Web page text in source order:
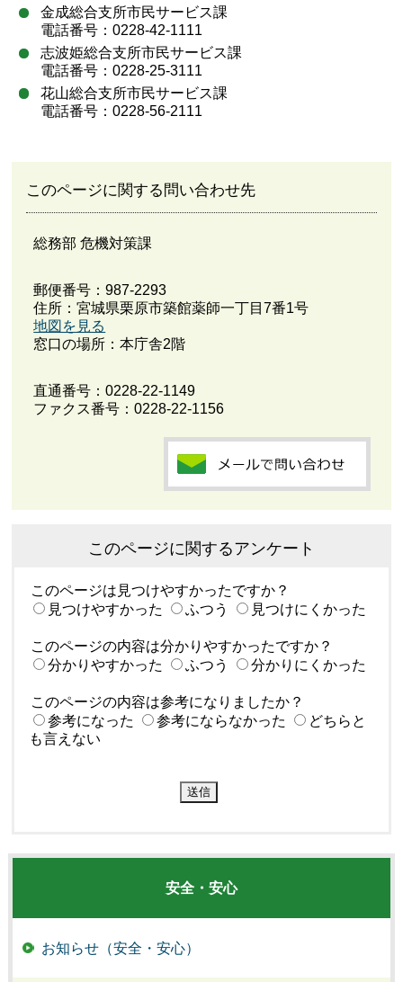
金成総合支所市民サービス課
電話番号：0228-42-1111
志波姫総合支所市民サービス課
電話番号：0228-25-3111
花山総合支所市民サービス課
電話番号：0228-56-2111
このページに関する問い合わせ先
総務部 危機対策課
郵便番号：987-2293
住所：宮城県栗原市築館薬師一丁目7番1号
地図を見る
窓口の場所：本庁舎2階
直通番号：0228-22-1149
ファクス番号：0228-22-1156
このページに関するアンケート
このページは見つけやすかったですか？
見つけやすかった
ふつう 見つけにくかった
このページの内容は分かりやすかったですか？
分かりやすかった
ふつう 分かりにくかった
このページの内容は参考になりましたか？
参考になった
参考にならなかった
どちらと
も言えない
安全・安心
お知らせ（安全・安心）